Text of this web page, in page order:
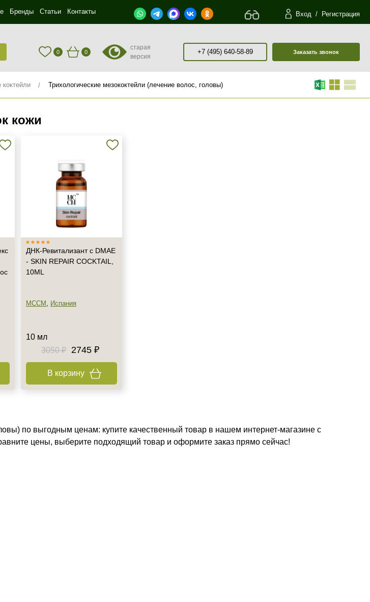
Бренды Статьи Контакты Вход / Регистрация
0 0
старая
версия
+7 (495) 640-58-89 Заказать звонок
коктейли Трихологические мезококтейли (лечение волос, головы)
кожи
ДНК-Ревитализант с DMAE
- SKIN REPAIR COCKTAIL,
10ML
MCCM , Испания
10 мл
3050 ₽
2745 ₽
В корзину
по выгодным ценам: купите качественный товар в нашем интернет-магазине с
цены, выберите подходящий товар и оформите заказ прямо сейчас!